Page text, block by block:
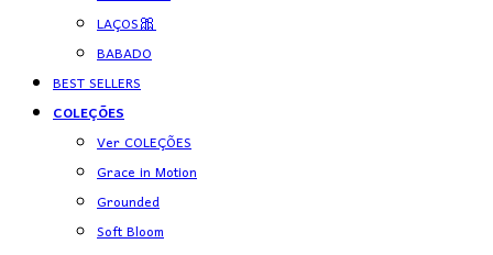
LAÇOS🎀
BABADO
BEST SELLERS
COLEÇÕES
Ver COLEÇÕES
Grace in Motion
Grounded
Soft Bloom